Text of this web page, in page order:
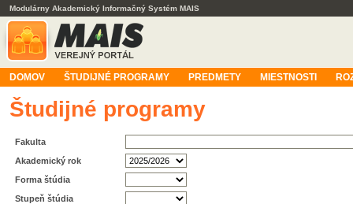
Modulárny Akademický Informačný Systém MAIS
DOMOV ŠTUDIJNÉ PROGRAMY PREDMETY MIESTNOSTI
Študijné programy
Fakulta
Akademický rok
Forma štúdia
Stupeň štúdia